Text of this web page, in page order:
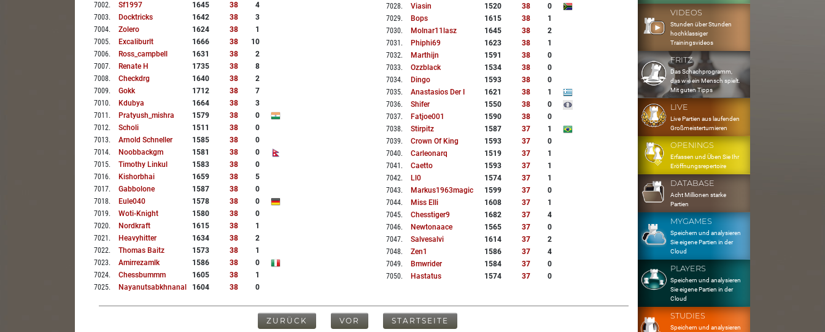
7002. Sf1997 1645 38
4
7003. Docktricks 1642 38
3
7004. Zolero 1624 38
1
7005. Excaliburlt 1666 38
10
7006. Ross_campbell 1631 38
2
7007. Renate H 1735 38
8
7008. Checkdrg 1640 38
2
7009. Gokk 1712 38
7
7010. Kdubya 1664 38
3
7011 . Pratyush_mishra 1579 38
0
7012. Scholi 1511 38
0
7013. Arnold Schneller 1585 38
0
7014. Noobbackgm 1581 38
0
7015. Timothy Linkul 1583 38
0
7016. Kishorbhai 1659 38
5
7017. Gabbolone 1587 38
0
7018. Eule040 1578 38
0
7019. Woti-Knight 1580 38
0
7020. Nordkraft 1615 38
1
7021 . Heavyhitter 1634 38
2
7022. Thomas Baitz 1573 38
1
7023. Amirrezamlk 1586 38
0
7024. Chessbummm 1605 38
1
7025. Nayanutsabkhnanal 1604 38 0
7028. Viasin 1520 38
0
7029. Bops 1615 38
1
7030. Molnar11lasz 1645 38
2
7031 . Phiphi69 1623 38
1
7032. Marthijn 1591 38
0
7033. Ozzblack 1534 38
0
7034. Dingo 1593 38
0
7035. Anastasios Der I 1621 38
1
7036. Shifer 1550 38
0
7037. Fatjoe001 1590 38
0
7038. Stirpitz 1587 37
1
7039. Crown Of King 1593 37
0
7040. Carleonarq 1519 37
1
7041 . Caetto 1593 37
1
7042. Ll0 1574 37
1
7043. Markus1963magic 1599 37
0
7044. Miss Elli 1608 37
1
7045. Chesstiger9 1682 37
4
7046. Newtonaace 1565 37
0
7047. Salvesalvi 1614 37
2
7048. Zen1 1586 37
4
7049. Bmwrider 1584 37
0
7050. Hastatus 1574 37 0
ZURÜCK VOR STARTSEITE
VIDEOS
Stunden über Stunden
hochklassiger
Trainingsvideos
FRITZ
Das Schachprogramm,
das wie ein Mensch spielt.
Mit guten Tipps
LIVE
Live Partien aus laufenden
Großmeisterturnieren
OPENINGS
Erfassen und Üben Sie Ihr
Eröffnungsrepertoire
DATABASE
Acht Millionen starke
Partien
MYGAMES
Speichern und analysieren
Sie eigene Partien in der
Cloud
PLAYERS
Speichern und analysieren
Sie eigene Partien in der
Cloud
STUDIES
Speichern und analysieren